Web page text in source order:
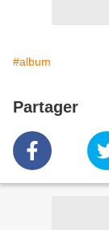
#album
Partager